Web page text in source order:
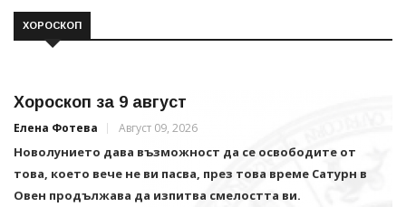
ХОРОСКОП
Хороскоп за 9 август
Елена Фотева Август 09, 2026
Новолунието дава възможност да се освободите от
това, което вече не ви пасва, през това време Сатурн в
Овен продължава да изпитва смелостта ви.